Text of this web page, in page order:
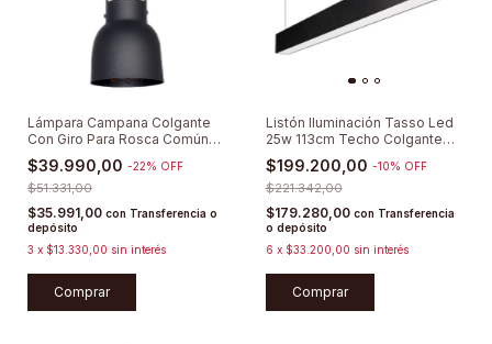
Lámpara Campana Colgante
Con Giro Para Rosca Común
E27
$39.990,00 -22% OFF
$51.331,00
$35.991,00 con Transferencia o
depósito
3 x $13.330,00 sin interés
Comprar
Listón Iluminación Tasso Led
25w 113cm Techo Colgante
Lucciola
$199.200,00 -10% OFF
$221.342,00
$179.280,00 con Transferencia
o depósito
6 x $33.200,00 sin interés
Comprar